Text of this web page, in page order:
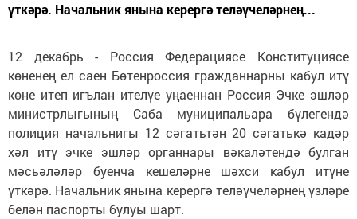
үткәрә. Начальник янына керергә теләүчеләрнең...
12 декабрь - Россия Федерациясе Конституциясе
көненең ел саен Бөтенроссия гражданнарны кабул итү
көне итеп игълан ителүе уңаеннан Россия Эчке эшләр
министрлыгының Саба муниципальара бүлегендә
полиция начальнигы 12 сәгатьтән 20 сәгатькә кадәр
хәл итү эчке эшләр органнары вәкаләтендә булган
мәсьәләләр буенча кешеләрне шәхси кабул итүне
үткәрә. Начальник янына керергә теләүчеләрнең үзләре
белән паспорты булуы шарт.